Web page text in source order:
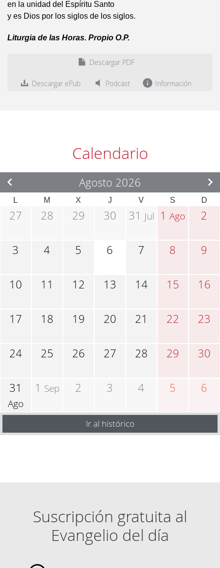
en la unidad del Espíritu Santo
y es Dios por los siglos de los siglos.
Liturgia de las Horas. Propio O.P.
Descargar PDF
Descargar ePub Podcast Información
Calendario
Agosto 2026
L M X J V S D
27 28 29 30 31 Jul 1Ago 2
3 4 5 6 7 8 9
10 11 12 13 14 15 16
17 18 19 20 21 22 23
24 25 26 27 28 29 30
31
Ago
1 Sep 2 3 4 5 6
Ir al histórico
Suscripción gratuita al
Evangelio del día